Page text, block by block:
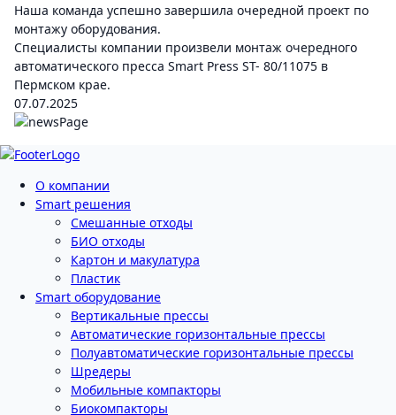
Наша команда успешно завершила очередной проект по
монтажу оборудования.
Специалисты компании произвели монтаж очередного
автоматического пресса Smart Press ST- 80/11075 в
Пермском крае.
07.07.2025
О компании
Smart решения
Смешанные отходы
БИО отходы
Картон и макулатура
Пластик
Smart оборудование
Вертикальные прессы
Автоматические горизонтальные прессы
Полуавтоматические горизонтальные прессы
Шредеры
Мобильные компакторы
Биокомпакторы